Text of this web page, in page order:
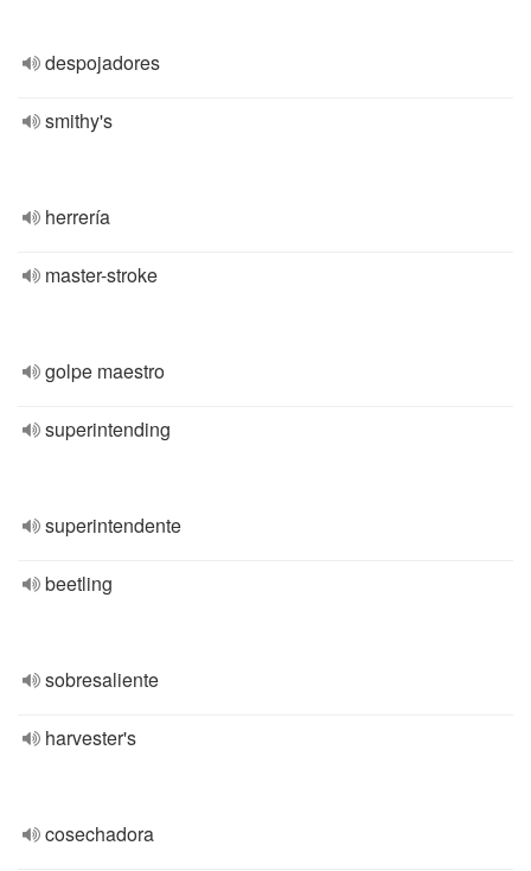
despojadores
smithy's
herrería
master-stroke
golpe maestro
superintending
superintendente
beetling
sobresaliente
harvester's
cosechadora